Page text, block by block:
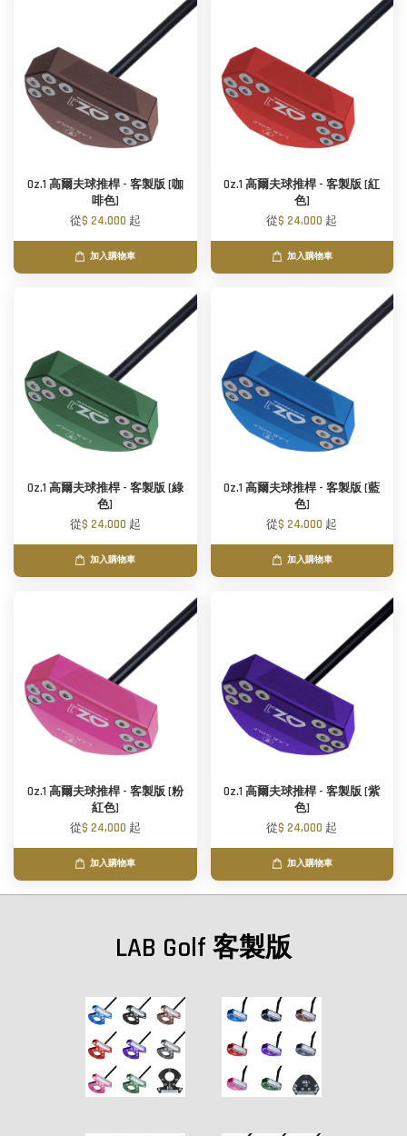
Oz.1 高爾夫球推桿 - 客製版 [咖
啡色]
從$ 24,000 起
加入購物車
Oz.1 高爾夫球推桿 - 客製版 [紅
色]
從$ 24,000 起
加入購物車
Oz.1 高爾夫球推桿 - 客製版 [綠
色]
從$ 24,000 起
加入購物車
Oz.1 高爾夫球推桿 - 客製版 [藍
色]
從$ 24,000 起
加入購物車
Oz.1 高爾夫球推桿 - 客製版 [粉
紅色]
從$ 24,000 起
加入購物車
Oz.1 高爾夫球推桿 - 客製版 [紫
色]
從$ 24,000 起
加入購物車
LAB Golf 客製版